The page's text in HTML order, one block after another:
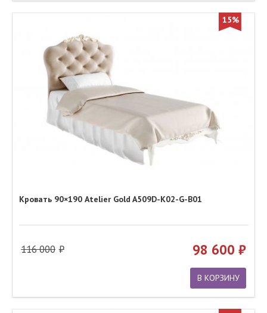
15%
Кровать 90×190 Atelier Gold A509D-K02-G-B01
116 000 98 600
В КОРЗИНУ